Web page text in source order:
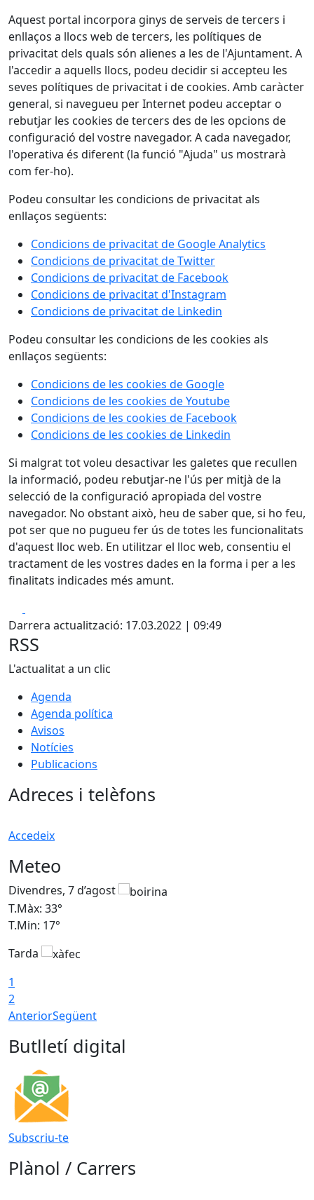
Aquest portal incorpora ginys de serveis de tercers i
enllaços a llocs web de tercers, les polítiques de
privacitat dels quals són alienes a les de l'Ajuntament. A
l'accedir a aquells llocs, podeu decidir si accepteu les
seves polítiques de privacitat i de cookies. Amb caràcter
general, si navegueu per Internet podeu acceptar o
rebutjar les cookies de tercers des de les opcions de
configuració del vostre navegador. A cada navegador,
l'operativa és diferent (la funció "Ajuda" us mostrarà
com fer-ho).
Podeu consultar les condicions de privacitat als
enllaços següents:
Condicions de privacitat de Google Analytics
Condicions de privacitat de Twitter
Condicions de privacitat de Facebook
Condicions de privacitat d'Instagram
Condicions de privacitat de Linkedin
Podeu consultar les condicions de les cookies als
enllaços següents:
Condicions de les cookies de Google
Condicions de les cookies de Youtube
Condicions de les cookies de Facebook
Condicions de les cookies de Linkedin
Si malgrat tot voleu desactivar les galetes que recullen
la informació, podeu rebutjar-ne l'ús per mitjà de la
selecció de la configuració apropiada del vostre
navegador. No obstant això, heu de saber que, si ho feu,
pot ser que no pugueu fer ús de totes les funcionalitats
d'aquest lloc web. En utilitzar el lloc web, consentiu el
tractament de les vostres dades en la forma i per a les
finalitats indicades més amunt.
Darrera actualització: 17.03.2022 | 09:49
RSS
L'actualitat a un clic
Agenda
Agenda política
Avisos
Notícies
Publicacions
Adreces i telèfons
Accedeix
Meteo
Divendres, 7 d’agost
T.Màx: 33°
T.Min: 17°
Tarda
1
2
AnteriorSegüent
Butlletí digital
Subscriu-te
Plànol / Carrers